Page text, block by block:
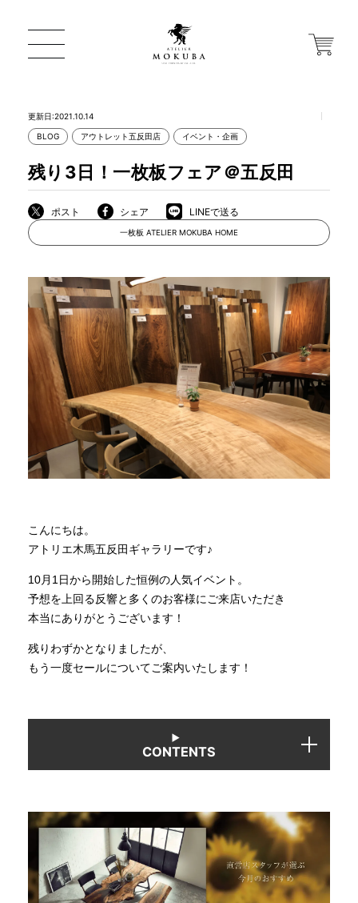
店舗から探す
MOKUBA について
商品情報
直営店
WEBカタログ
全商品一覧
新入荷情報
INFORMATION
MOKUBA CHANNEL
よくあるご質問
更新日:2021.10.14
BLOG アウトレット五反田店 イベント・企画
残り3日！一枚板フェア＠五反田
ポスト シェア LINEで送る
一枚板 ATELIER MOKUBA HOME
こんにちは。
アトリエ木馬五反田ギャラリーです♪
10月1日から開始した恒例の人気イベント。
予想を上回る反響と多くのお客様にご来店いただき
本当にありがとうございます！
残りわずかとなりましたが、
もう一度セールについてご案内いたします！
CONTENTS